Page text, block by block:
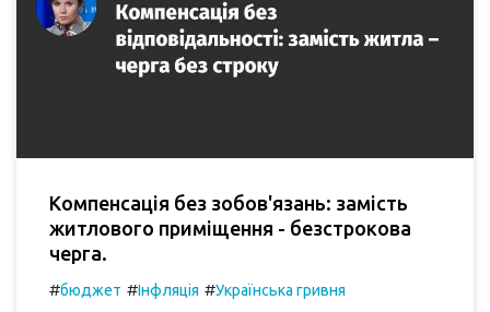
Компенсація без зобов'язань: замість
житлового приміщення - безстрокова
черга.
#бюджет #Інфляція #Українська гривня